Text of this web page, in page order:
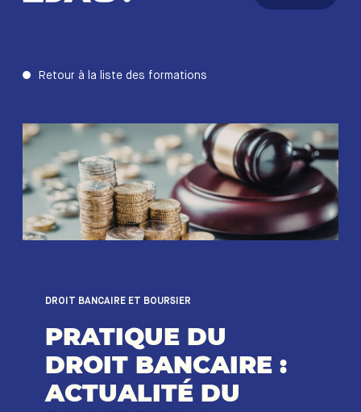
Retour à la liste des formations
DROIT BANCAIRE ET BOURSIER
PRATIQUE DU
DROIT BANCAIRE :
ACTUALITÉ DU